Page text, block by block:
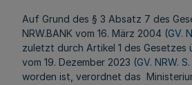
Auf Grund des § 3 Absatz 7 des
NRW.BANK vom 16. März 2004 (GV.
zuletzt durch Artikel 1 des Gesetzes
vom 19. Dezember 2023 (GV. NRW.
worden ist, verordnet das